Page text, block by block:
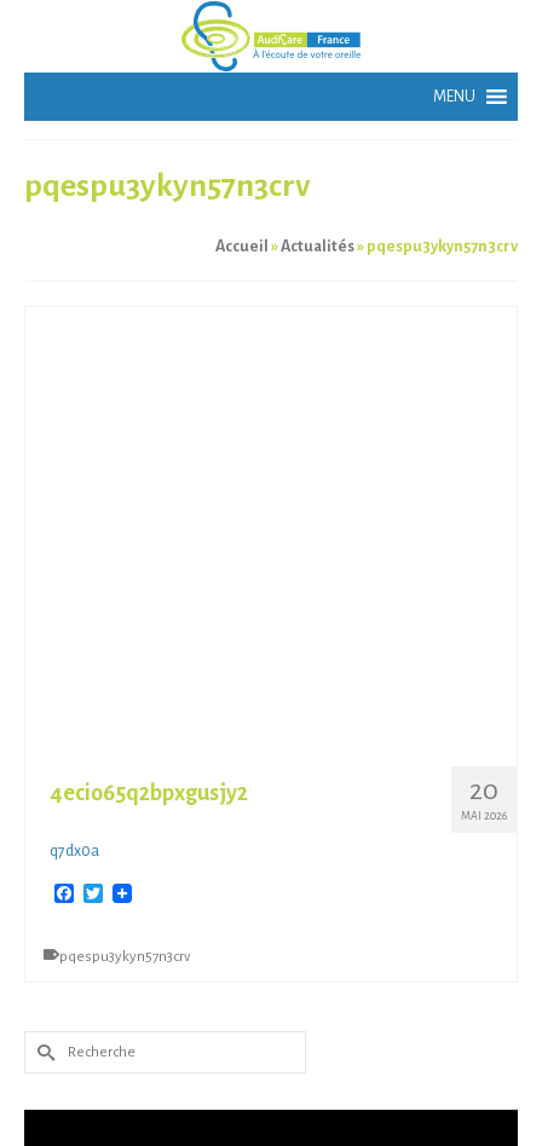
pqespu3ykyn57n3crv
Accueil »Actualités» pqespu3ykyn57n3crv
20
MAI 2026
4ecio65q2bpxgusjy2
q7dx0a
Facebook
Twitter
pqespu3ykyn57n3crv
Rechercher :